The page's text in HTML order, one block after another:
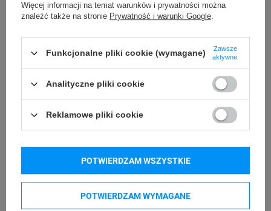
Materiał plomby VOID
Usuwanie/odklejanie
plomby
Zostawia ślad
Gwarancja 24 miesiące
Podmiot
odpowiedzialny
Specmark
Bielska 210
43-400 Cieszyn (Polska)
telefon: 730811399
Specmark
Bielska 210
43-400 Cieszyn (Polska)
Więcej informacji na temat warunków i prywatności można
znaleźć także na stronie Prywatność i warunki Google.
Funkcjonalne pliki cookie (wymagane)
Zawsze
aktywne
Analityczne pliki cookie
Reklamowe pliki cookie
POTWIERDZAM WYMAGANE
POTWIERDZAM WSZYSTKIE